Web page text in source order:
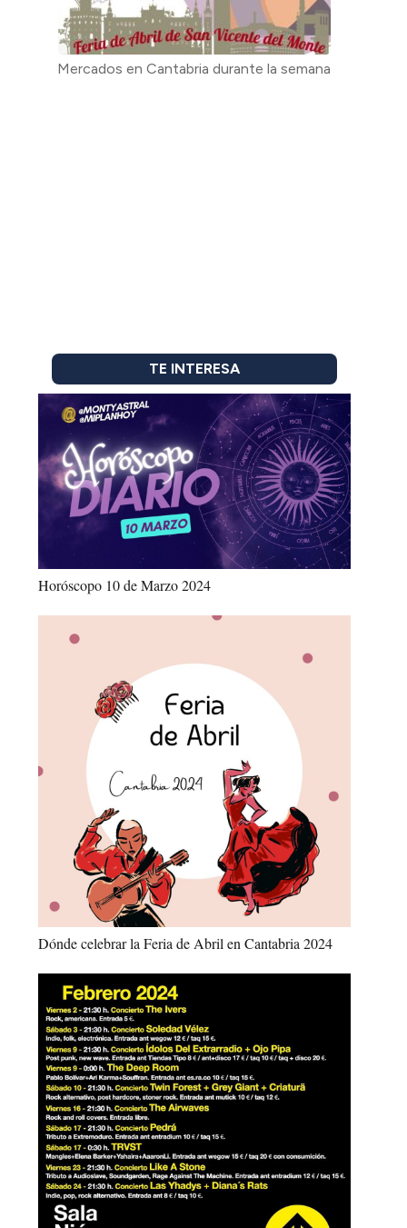
Mercados en Cantabria durante la semana
TE INTERESA
Horóscopo 10 de Marzo 2024
Dónde celebrar la Feria de Abril en Cantabria 2024